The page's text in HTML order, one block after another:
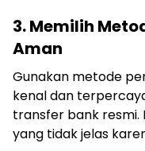
3. Memilih
Aman
Gunakan metode
kenal dan
transfer bank
yang tidak jelas